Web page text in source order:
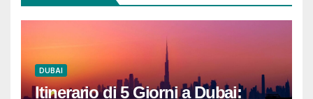
DUBAI
Itinerario di 5 Giorni a Dubai: